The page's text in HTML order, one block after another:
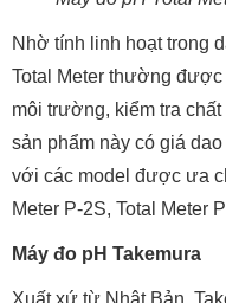
Nhờ tính linh hoạt trong
Total Meter thường
môi trường, kiểm tra
sản phẩm này có giá
với các model được ưa
Meter P-2S, Total Meter
Máy đo pH Takemura
Xuất xứ từ Nhật Bản,